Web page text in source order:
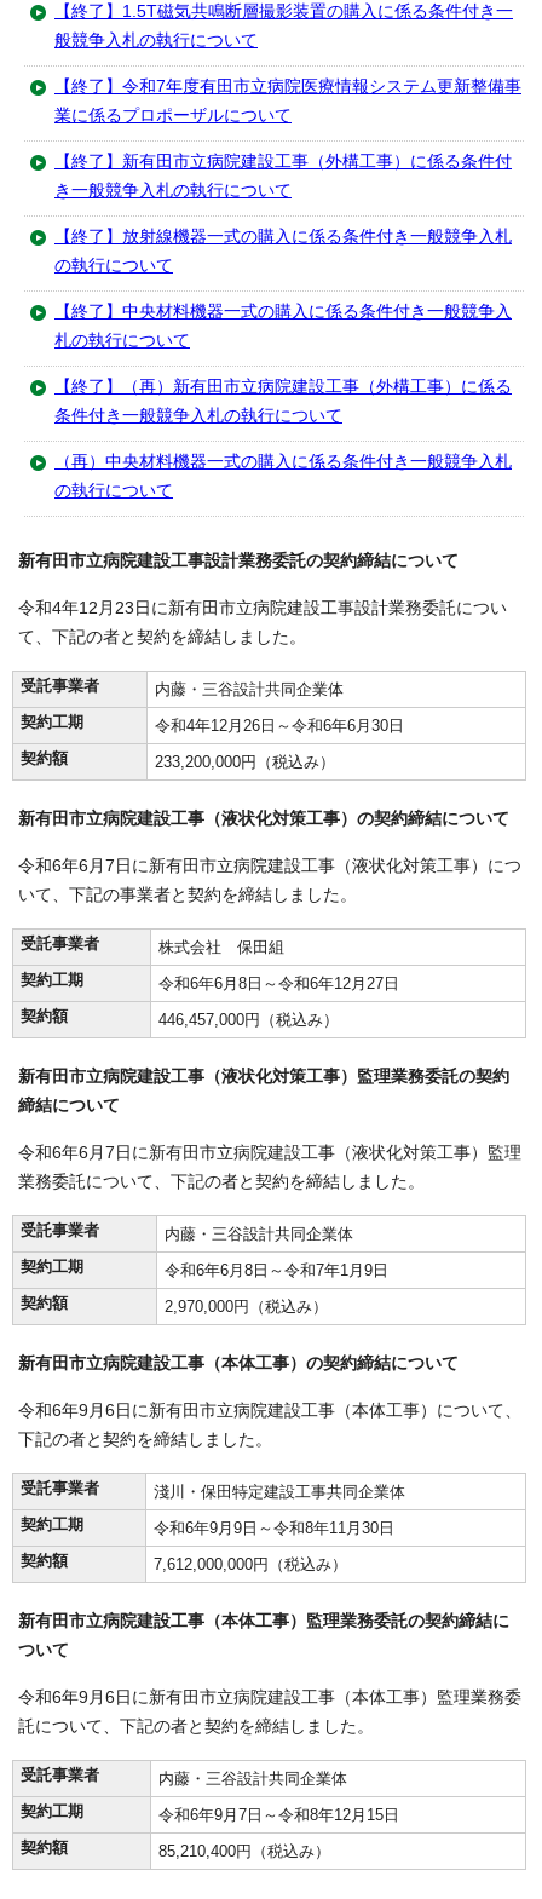
【終了】1.5T磁気共鳴断層撮影装置の購入に係る条件付き一
般競争入札の執行について
【終了】令和7年度有田市立病院医療情報システム更新整備事
業に係るプロポーザルについて
【終了】新有田市立病院建設工事（外構工事）に係る条件付
き一般競争入札の執行について
【終了】放射線機器一式の購入に係る条件付き一般競争入札
の執行について
【終了】中央材料機器一式の購入に係る条件付き一般競争入
札の執行について
【終了】（再）新有田市立病院建設工事（外構工事）に係る
条件付き一般競争入札の執行について
（再）中央材料機器一式の購入に係る条件付き一般競争入札
の執行について
新有田市立病院建設工事設計業務委託の契約締結について
令和4年12月23日に新有田市立病院建設工事設計業務委託につい
て、下記の者と契約を締結しました。
受託事業者
内藤・三谷設計共同企業体
契約工期
令和4年12月26日～令和6年6月30日
契約額
233,200,000円（税込み）
新有田市立病院建設工事（液状化対策工事）の契約締結について
令和6年6月7日に新有田市立病院建設工事（液状化対策工事）につ
いて、下記の事業者と契約を締結しました。
受託事業者
株式会社 保田組
契約工期
令和6年6月8日～令和6年12月27日
契約額
446,457,000円（税込み）
新有田市立病院建設工事（液状化対策工事）監理業務委託の契約
締結について
令和6年6月7日に新有田市立病院建設工事（液状化対策工事）監理
業務委託について、下記の者と契約を締結しました。
受託事業者
内藤・三谷設計共同企業体
契約工期
令和6年6月8日～令和7年1月9日
契約額
2,970,000円（税込み）
新有田市立病院建設工事（本体工事）の契約締結について
令和6年9月6日に新有田市立病院建設工事（本体工事）について、
下記の者と契約を締結しました。
受託事業者
淺川・保田特定建設工事共同企業体
契約工期
令和6年9月9日～令和8年11月30日
契約額
7,612,000,000円（税込み）
新有田市立病院建設工事（本体工事）監理業務委託の契約締結に
ついて
令和6年9月6日に新有田市立病院建設工事（本体工事）監理業務委
託について、下記の者と契約を締結しました。
受託事業者
内藤・三谷設計共同企業体
契約工期
令和6年9月7日～令和8年12月15日
契約額
85,210,400円（税込み）